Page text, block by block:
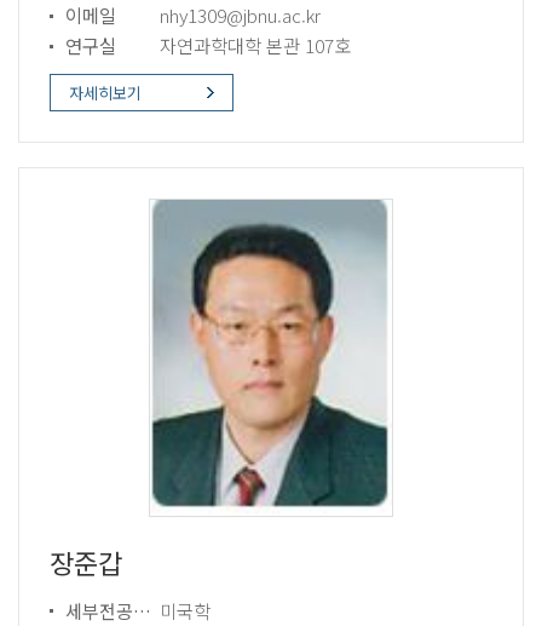
이메일
nhy1309@jbnu.ac.kr
연구실
자연과학대학 본관 107호
자세히보기
장준갑
세부전공분야
미국학